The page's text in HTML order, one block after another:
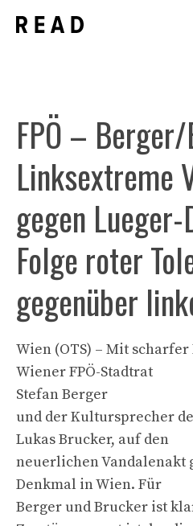
Inhalt
FPÖ –
Linksextreme
gegen
Folge roter
gegenüber
Wien (OTS) – Mit
Wiener FPÖ-Stadtrat
Stefan Berger
und der Kultursprecher
Lukas Brucker, auf den
neuerlichen Vandalenakt
Denkmal in Wien. Für
Berger und Brucker ist